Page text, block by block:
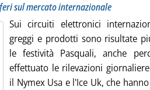
sul mercato internazionale
Sui circuiti elettronici
greggi e prodotti sono risultate
le festività Pasquali, anche
effettuato le rilevazioni
il Nymex Usa e l'Ice Uk, che